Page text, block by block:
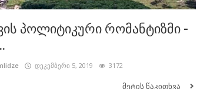
პოლიტიკური რომანტიზმი -
დეკემბერი 5, 2019 3172
მეტის წაკითხვა